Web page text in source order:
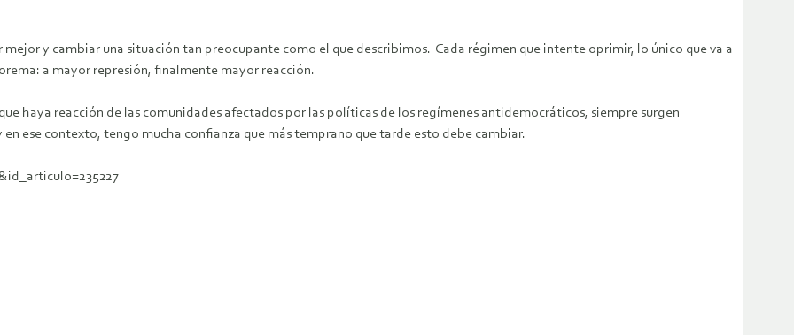
y cambiar una situación tan preocupante como el que describimos. Cada régimen que intente oprimir, lo único que va a
a mayor represión, finalmente mayor reacción.
haya reacción de las comunidades afectados por las políticas de los regímenes antidemocráticos, siempre surgen
ese contexto, tengo mucha confianza que más temprano que tarde esto debe cambiar.